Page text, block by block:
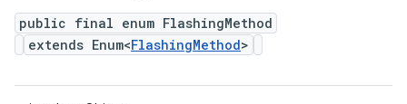
public final enum FlashingMethod
extends Enum<FlashingMethod>